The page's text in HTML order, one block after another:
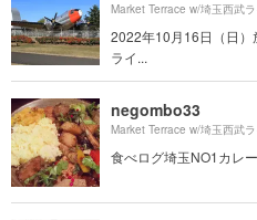
Market Terrace w/埼玉西武
2022年10月16日（日）
ライ...
negombo33
Market Terrace w/埼玉西武
食べログ埼玉NO1カレ